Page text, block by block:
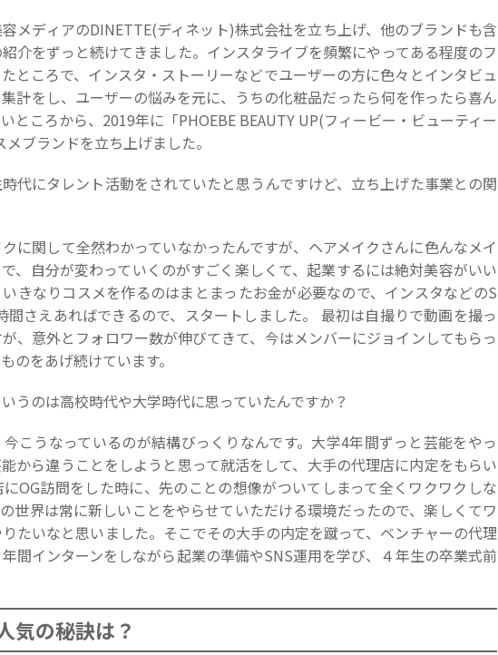
メディアのDINETTE(ディネット)株式会社を立ち上げ、他のブランドも含
介をずっと続けてきました。インスタライブを頻繁にやってある程度のフ
ところで、インスタ・ストーリーなどでユーザーの方に色々とインタビュ
計をし、ユーザーの悩みを元に、うちの化粧品だったら何を作ったら喜ん
ところから、2019年に「PHOEBE BEAUTY UP(フィービー・ビューティー
ブランドを立ち上げました。
代にタレント活動をされていたと思うんですけど、立ち上げた事業との関
に関して全然わかっていなかったんですが、ヘアメイクさんに色んなメイ
、自分が変わっていくのがすごく楽しくて、起業するには絶対美容がいい
きなりコスメを作るのはまとまったお金が必要なので、インスタなどのS
間さえあればできるので、スタートしました。 最初は自撮りで動画を撮っ
、意外とフォロワー数が伸びてきて、今はメンバーにジョインしてもらっ
のをあげ続けています。
うのは高校時代や大学時代に思っていたんですか？
こうなっているのが結構びっくりなんです。大学4年間ずっと芸能をやっ
から違うことをしようと思って就活をして、大手の代理店に内定をもらい
OG訪問をした時に、先のことの想像がついてしまって全くワクワクしな
世界は常に新しいことをやらせていただける環境だったので、楽しくてワ
たいなと思いました。そこでその大手の内定を蹴って、ベンチャーの代理
間インターンをしながら起業の準備やSNS運用を学び、４年生の卒業式前
気の秘訣は？